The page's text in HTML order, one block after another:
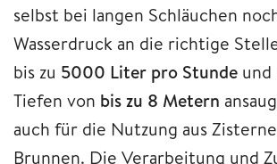
selbst bei langen Schläuchen
Wasserdruck an die richtige
bis zu 5000 Liter pro Stunde und
Tiefen von bis zu 8 Metern
auch für die Nutzung aus
Brunnen. Die Verarbeitung und